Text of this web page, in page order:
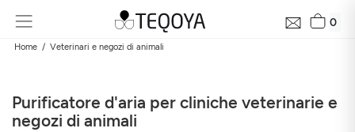
0
Home Veterinari e negozi di animali
Purificatore d'aria per cliniche veterinarie e
negozi di animali